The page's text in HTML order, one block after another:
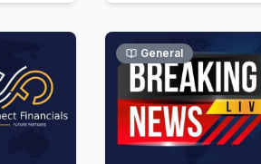
General